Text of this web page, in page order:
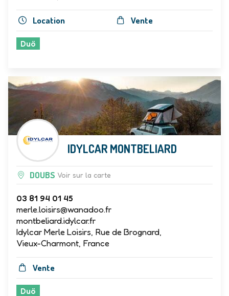
Location Vente
Duö
IDYLCAR MONTBELIARD
DOUBS Voir sur la carte
03 81 94 01 45
merle.loisirs@wanadoo.fr
montbeliard.idylcar.fr
Idylcar Merle Loisirs, Rue de Brognard,
Vente